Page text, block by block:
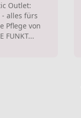
Outlet:
alles fürs
Pflege von
FUNKT...